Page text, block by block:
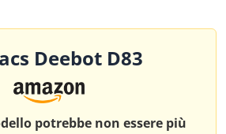
Deebot D83
potrebbe non essere più